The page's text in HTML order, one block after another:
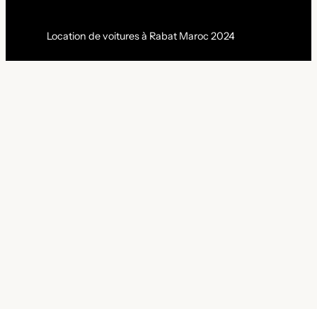
Location de voitures à Rabat Maroc 2024